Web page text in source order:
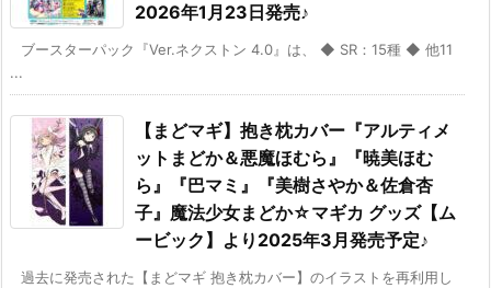
2026年1月23日発売♪
ブースターパック『Ver.ネクストン 4.0』は、 ◆ SR：15種 ◆ 他11
...
【まどマギ】抱き枕カバー『アルティメ
ットまどか＆悪魔ほむら』『暁美ほむ
ら』『巴マミ』『美樹さやか＆佐倉杏
子』魔法少女まどか☆マギカ グッズ【ム
ービック】より2025年3月発売予定♪
過去に発売された【まどマギ 抱き枕カバー】のイラストを再利用し